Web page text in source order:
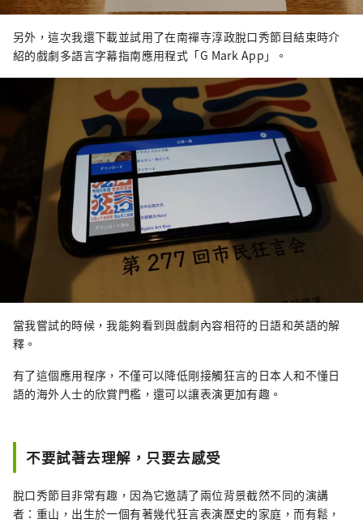
另外，這次我還下載並試用了在南禪寺淳政脫口秀節目結束時介
紹的戲劇多語言字幕指南應用程式「G Mark App」。
當我嘗試的時候，我能夠看到與戲劇內容相符的日語和英語的解
釋。
有了這個應用程序，不僅可以降低剛接觸狂言的日本人和不懂日
語的海外人士的欣賞門檻，還可以讓表演更加有趣。
不要試著去理解，只要去感受
脫口秀節目非常有趣，因為它邀請了兩位背景截然不同的演講
者：重山，出生於一個有著幾代狂言表演歷史的家庭，而有鬆，